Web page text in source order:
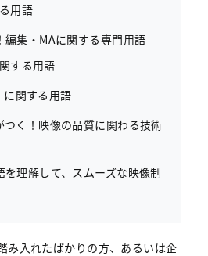
用語
編集・MAに関する専門用語
する用語
に関する用語
つく！映像の品質に関わる技術
を理解して、スムーズな映像制
み入れたばかりの方、あるいは企